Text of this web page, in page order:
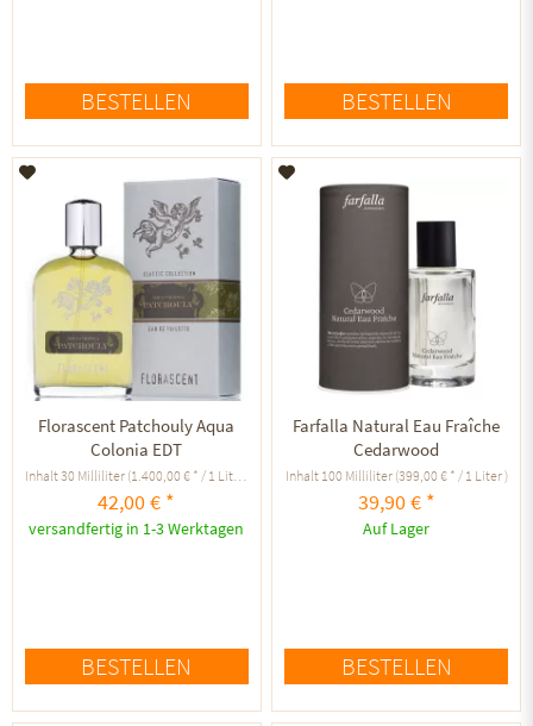
BESTELLEN BESTELLEN
Florascent Patchouly Aqua
Colonia EDT
Inhalt30 Milliliter (1.400,00 € * / 1 Liter )
42,00 € *
versandfertig in 1-3 Werktagen
BESTELLEN
Farfalla Natural Eau Fraîche
Cedarwood
Inhalt 100 Milliliter (399,00 € * / 1 Liter )
39,90 € *
Auf Lager
BESTELLEN